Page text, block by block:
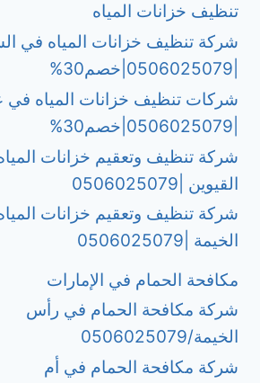
تنظيف خزانات المياه
شركة تنظيف خزانات المياه في
شركات تنظيف خزانات المياه في
شركة تنظيف وتعقيم خزانات
القيوين |0506025079
شركة تنظيف وتعقيم خزانات
الخيمة |0506025079
مكافحة الحمام في الإمارات
شركة مكافحة الحمام في رأس
الخيمة/0506025079
شركة مكافحة الحمام في أم